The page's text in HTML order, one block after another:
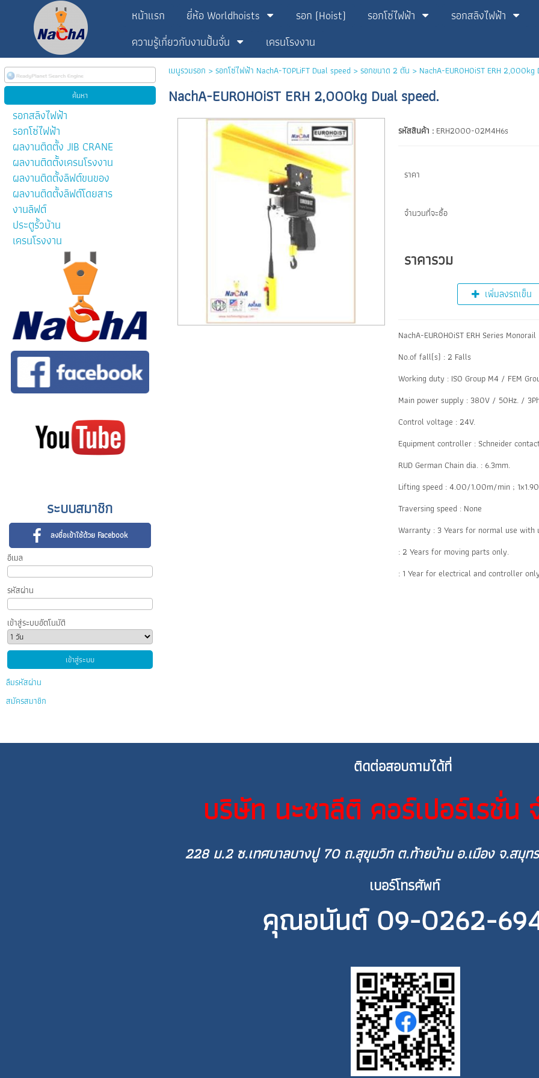
หน้าแรก ยี่ห้อ Worldhoists รอก (Hoist) รอกโซ่ไฟฟ้า
รอกสลิงไฟฟ้า
ความรู้เกี่ยวกับงานปั้นจั่น
เครนโรงงาน
รอกสลิงไฟฟ้า
รอกโซ่ไฟฟ้า
ผลงานติดตั้ง JIB CRANE
ผลงานติดตั้งเครนโรงงาน
ผลงานติดตั้งลิฟต์ขนของ
ผลงานติดตั้งลิฟต์โดยสาร
งานลิฟต์
ประตูรั้วบ้าน
เครนโรงงาน
ระบบสมาชิก
ลงชื่อเข้าใช้ด้วย Facebook
อีเมล
รหัสผ่าน
เข้าสู่ระบบอัตโนมัติ
ลืมรหัสผ่าน
สมัครสมาชิก
เมนูรวมรอก >รอกโซ่ไฟฟ้า NachA-TOPLiFT Dual speed>รอกขนาด 2 ตัน > NachA-EUROHOiST ERH 2,000kg
NachA-EUROHOiST ERH 2,000kg Dual speed.
รหัสสินค้า : ERH2000-02M4H6s
ราคา
จำนวนที่จะซื้อ
ราคารวม
เพิ่มลงรถเข็น
NachA-EUROHOiST ERH Series
No.of fall(s) : 2 Falls
Working duty : ISO Group M4 / FEM
Main power supply : 380V / 50Hz. /
Control voltage : 24V.
Equipment controller : Schneider
RUD German Chain dia. : 6.3mm.
Lifting speed : 4.00/1.00m/min ;
Traversing speed : None
Warranty : 3 Years for normal use with
: 2 Years for moving parts only.
: 1 Year for electrical and controller
ติดต่อสอบถามได้ที่
บริษัท นะชาลีติ คอร์เปอร์เรชั่น
228 ม.2 ซ.เทศบาลบางปู 70 ถ.สุขุมวิท ต.ท้ายบ้าน อ.เมือง จ.สมุท
เบอร์โทรศัพท์
คุณอนันต์ 09-0262-